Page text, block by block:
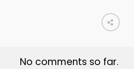
No comments so far.